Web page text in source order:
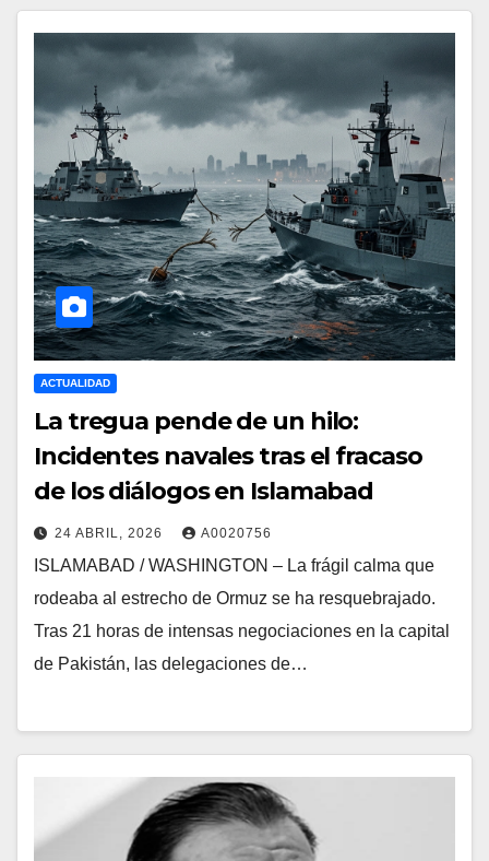
ACTUALIDAD
La tregua pende de un hilo:
Incidentes navales tras el fracaso
de los diálogos en Islamabad
24 ABRIL, 2026 A0020756
ISLAMABAD / WASHINGTON – La frágil calma que
rodeaba al estrecho de Ormuz se ha resquebrajado.
Tras 21 horas de intensas negociaciones en la capital
de Pakistán, las delegaciones de…